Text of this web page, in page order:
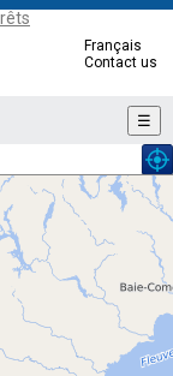
Français
Contact us
☰